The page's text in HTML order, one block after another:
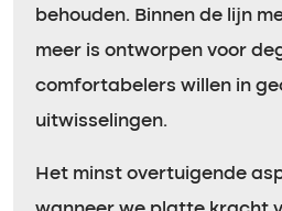
behouden. Binnen de lijn
meer is ontworpen voor
comfortabelers willen in
uitwisselingen.
Het minst overtuigende